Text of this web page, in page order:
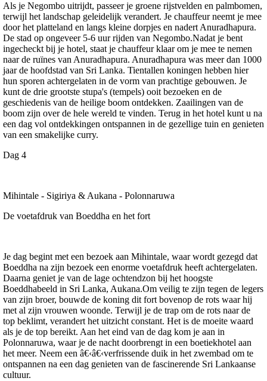
Als je Negombo uitrijdt, passeer je groene rijstvelden en palmbomen,
terwijl het landschap geleidelijk verandert. Je chauffeur neemt je mee
door het platteland en langs kleine dorpjes en nadert Anuradhapura.
De stad op ongeveer 5-6 uur rijden van Negombo.Nadat je bent
ingecheckt bij je hotel, staat je chauffeur klaar om je mee te nemen
naar de ruïnes van Anuradhapura. Anuradhapura was meer dan 1000
jaar de hoofdstad van Sri Lanka. Tientallen koningen hebben hier
hun sporen achtergelaten in de vorm van prachtige gebouwen. Je
kunt de drie grootste stupa's (tempels) ooit bezoeken en de
geschiedenis van de heilige boom ontdekken. Zaailingen van de
boom zijn over de hele wereld te vinden. Terug in het hotel kunt u na
een dag vol ontdekkingen ontspannen in de gezellige tuin en genieten
van een smakelijke curry.
Dag 4
Mihintale - Sigiriya & Aukana - Polonnaruwa
De voetafdruk van Boeddha en het fort
Je dag begint met een bezoek aan Mihintale, waar wordt gezegd dat
Boeddha na zijn bezoek een enorme voetafdruk heeft achtergelaten.
Daarna geniet je van de lage ochtendzon bij het hoogste
Boeddhabeeld in Sri Lanka, Aukana.Om veilig te zijn tegen de legers
van zijn broer, bouwde de koning dit fort bovenop de rots waar hij
met al zijn vrouwen woonde. Terwijl je de trap om de rots naar de
top beklimt, verandert het uitzicht constant. Het is de moeite waard
als je de top bereikt. Aan het eind van de dag kom je aan in
Polonnaruwa, waar je de nacht doorbrengt in een boetiekhotel aan
het meer. Neem een â€‹â€‹verfrissende duik in het zwembad om te
ontspannen na een dag genieten van de fascinerende Sri Lankaanse
cultuur.